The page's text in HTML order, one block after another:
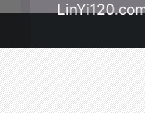
LinYi120.com